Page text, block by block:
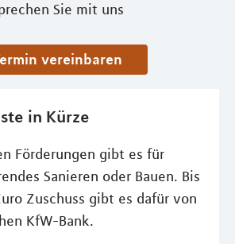
Sie mit uns
vereinbaren
in Kürze
Förderungen gibt es für
Sanieren oder Bauen. Bis
Zuschuss gibt es dafür von
KfW-Bank.